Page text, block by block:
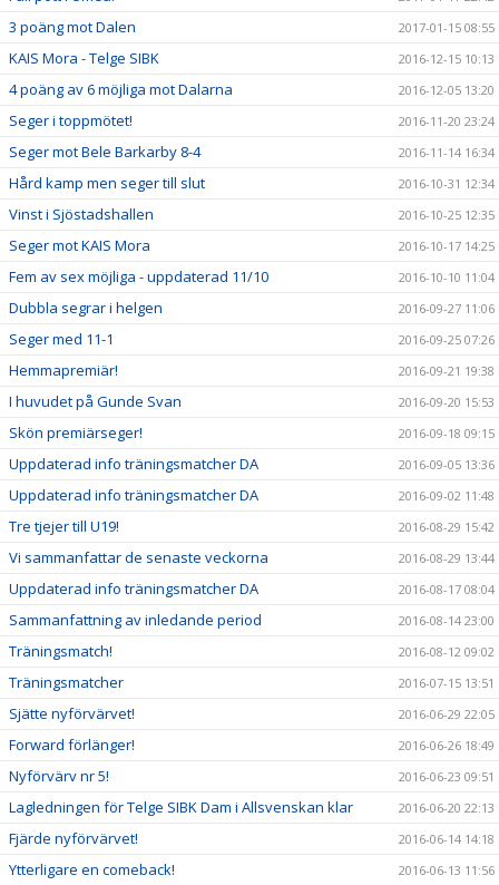
3 poäng mot Dalen 2017-01-15 08:55
KAIS Mora - Telge SIBK 2016-12-15 10:13
4 poäng av 6 möjliga mot Dalarna 2016-12-05 13:20
Seger i toppmötet! 2016-11-20 23:24
Seger mot Bele Barkarby 8-4 2016-11-14 16:34
Hård kamp men seger till slut 2016-10-31 12:34
Vinst i Sjöstadshallen 2016-10-25 12:35
Seger mot KAIS Mora 2016-10-17 14:25
Fem av sex möjliga - uppdaterad 11/10 2016-10-10 11:04
Dubbla segrar i helgen 2016-09-27 11:06
Seger med 11-1 2016-09-25 07:26
Hemmapremiär! 2016-09-21 19:38
I huvudet på Gunde Svan 2016-09-20 15:53
Skön premiärseger! 2016-09-18 09:15
Uppdaterad info träningsmatcher DA 2016-09-05 13:36
Uppdaterad info träningsmatcher DA 2016-09-02 11:48
Tre tjejer till U19! 2016-08-29 15:42
Vi sammanfattar de senaste veckorna 2016-08-29 13:44
Uppdaterad info träningsmatcher DA 2016-08-17 08:04
Sammanfattning av inledande period 2016-08-14 23:00
Träningsmatch! 2016-08-12 09:02
Träningsmatcher 2016-07-15 13:51
Sjätte nyförvärvet! 2016-06-29 22:05
Forward förlänger! 2016-06-26 18:49
Nyförvärv nr 5! 2016-06-23 09:51
Lagledningen för Telge SIBK Dam i Allsvenskan klar 2016-06-20 22:13
Fjärde nyförvärvet! 2016-06-14 14:18
Ytterligare en comeback! 2016-06-13 11:56